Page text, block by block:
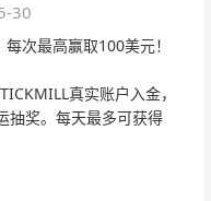
30
次最高赢取100美元！
真实账户入金，
抽奖。每天最多可获得